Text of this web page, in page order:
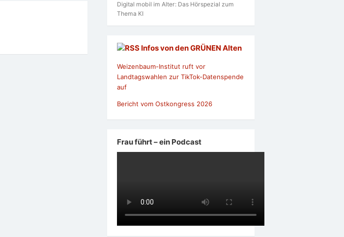
Digital mobil im Alter: Das Hörspezial zum
Thema KI
Infos von den GRÜNEN Alten
Weizenbaum-Institut ruft vor
Landtagswahlen zur TikTok-Datenspende
auf
Bericht vom Ostkongress 2026
Frau führt – ein Podcast